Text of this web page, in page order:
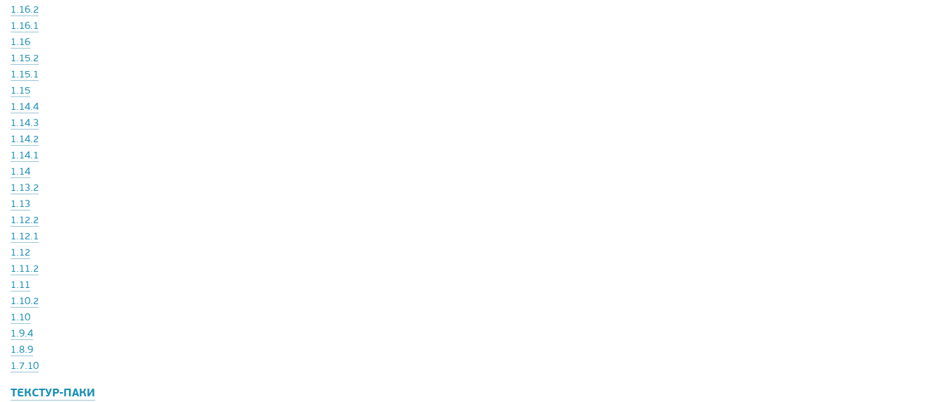
1.16.2
1.16.1
1.16
1.15.2
1.15.1
1.15
1.14.4
1.14.3
1.14.2
1.14.1
1.14
1.13.2
1.13
1.12.2
1.12.1
1.12
1.11.2
1.11
1.10.2
1.10
1.9.4
1.8.9
1.7.10
ТЕКСТУР-ПАКИ